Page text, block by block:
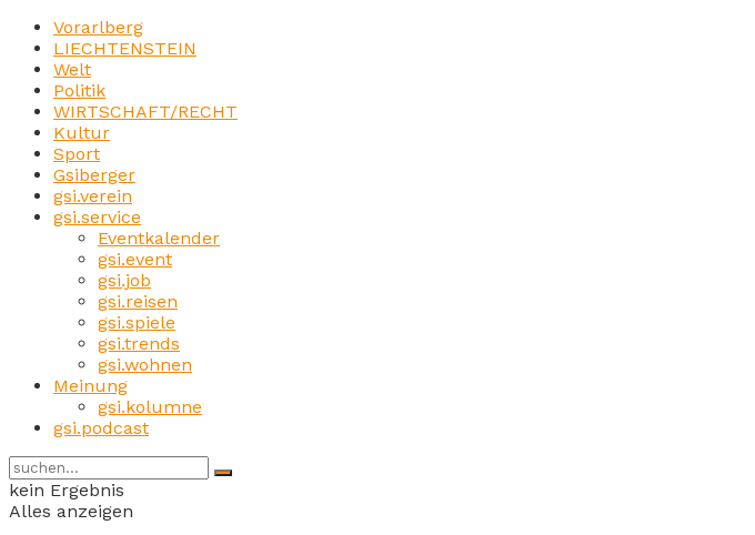
Vorarlberg
LIECHTENSTEIN
Welt
Politik
WIRTSCHAFT/RECHT
Kultur
Sport
Gsiberger
gsi.verein
gsi.service
Eventkalender
gsi.event
gsi.job
gsi.reisen
gsi.spiele
gsi.trends
gsi.wohnen
Meinung
gsi.kolumne
gsi.podcast
kein Ergebnis
Alles anzeigen